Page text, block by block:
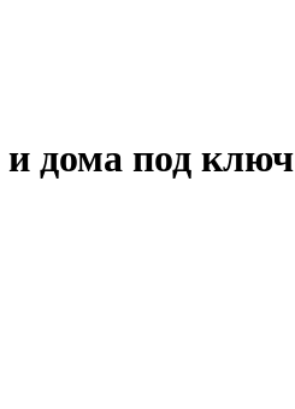
дома под ключ